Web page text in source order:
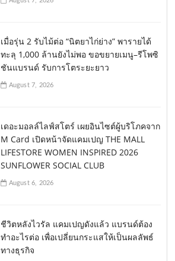
เมื่อรุ่น 2 รับไม้ต่อ “นิตยาไก่ย่าง” พารายได้
ทะลุ 1,000 ล้านยังไม่พอ ขอขยายเมนู–รีโพซิ
ชันแบรนด์ รับการโตระยะยาว
August 7, 2026
เดอะมอลล์ไลฟ์สโตร์ เผยอินไซต์ผู้บริโภคจาก
M Card เปิดหน้าจัดแคมเปญ THE MALL
LIFESTORE WOMEN INSPIRED 2026
SUNFLOWER SOCIAL CLUB
August 6, 2026
ชีวิตหลังไวรัล แคมเปญดังแล้ว แบรนด์ต้อง
ทำอะไรต่อ เพื่อเปลี่ยนกระแสให้เป็นผลลัพธ์
ทางธุรกิจ